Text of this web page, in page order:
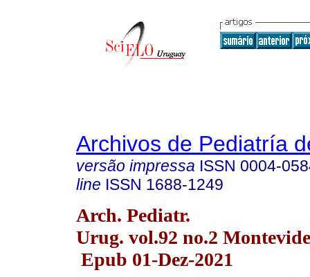
Archivos de Pediatría
versão impressa ISSN 0004-
line ISSN 1688-1249
Arch. Pediatr.
Urug. vol.92 no.2
Epub 01-Dez-2021